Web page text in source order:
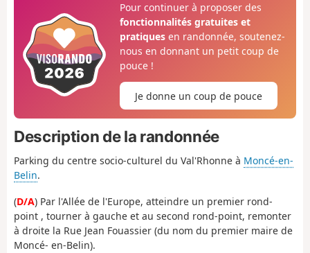
Pour continuer à proposer des
fonctionnalités gratuites et
pratiquesen randonnée, soutenez-
nous en donnant un petit coup de
pouce !
Je donne un coup de pouce
Description de la randonnée
Parking du centre socio-culturel du Val'Rhonne à Moncé-en-
Belin.
(D/A) Par l'Allée de l'Europe, atteindre un premier rond-
point , tourner à gauche et au second rond-point, remonter
à droite la Rue Jean Fouassier (du nom du premier maire de
Moncé- en-Belin).